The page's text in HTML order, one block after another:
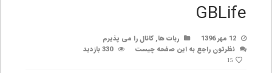
GBLife
12 مهر 1396 ربات ها,کانال را می پذیرم
نظرتون راجع به این صفحه چیست
330 بازدید
15